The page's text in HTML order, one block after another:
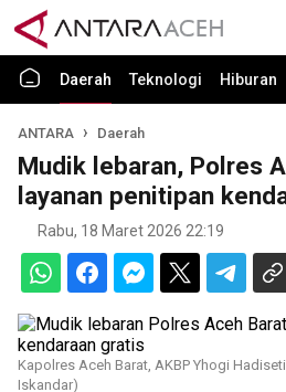
Daerah Teknologi Hiburan
ANTARA Daerah
Mudik lebaran, Polres
layanan penitipan
Rabu, 18 Maret 2026 22:19
Kapolres Aceh Barat, AKBP Yhogi
Iskandar)